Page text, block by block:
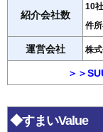
紹介会社数
10
件
運営会社 株
＞＞
◆すまいValue